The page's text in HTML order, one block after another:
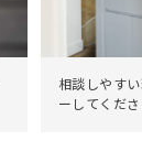
相談しやす
ーしてくだ